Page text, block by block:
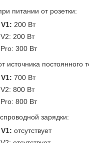
питании от розетки:
200 Вт
200 Вт
300 Вт
источника постоянного
700 Вт
800 Вт
800 Вт
зарядки:
отсутствует